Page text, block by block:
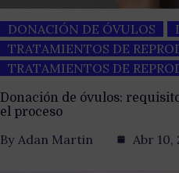
DONACIÓN DE ÓVULOS
TRATAMIENTOS DE
TRATAMIENTOS DE
Donación de óvulos:
el proceso
By Adan Martin Abr 10,